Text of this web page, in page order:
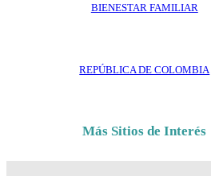
BIENESTAR FAMILIAR
REPÚBLICA DE COLOMBIA
Más Sitios de Interés